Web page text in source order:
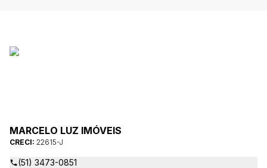
MARCELO LUZ IMÓVEIS
CRECI: 22615-J
(51) 3473-0851